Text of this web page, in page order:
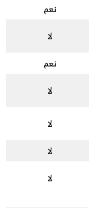
نعم
لا
نعم
لا
لا
لا
لا